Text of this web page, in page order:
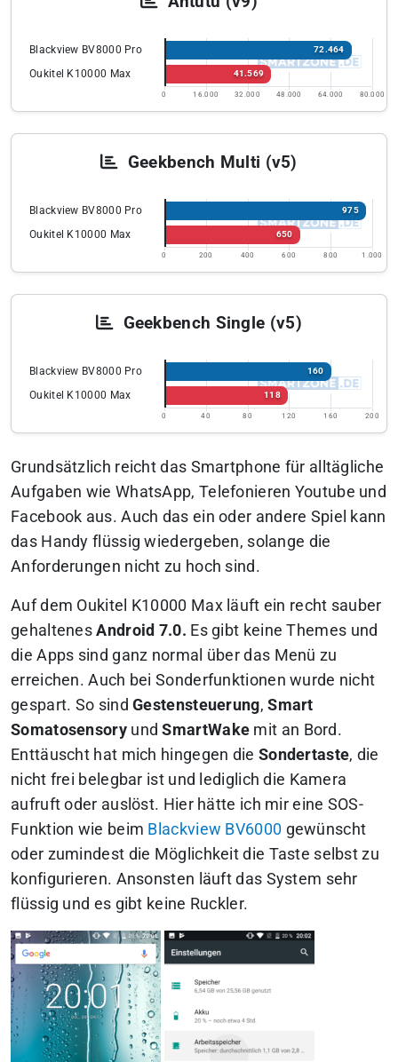
Blackview BV8000 Pro 72.464
Oukitel K10000 Max 41.569
0 16.000 32.000 48.000 64.000 80.000
Geekbench Multi (v5)
Blackview BV8000 Pro 975
Oukitel K10000 Max 650
0 200 400 600 800 1.000
Geekbench Single (v5)
Blackview BV8000 Pro 160
Oukitel K10000 Max 118
0 40 80 120 160 200
Grundsätzlich reicht das Smartphone für alltägliche
Aufgaben wie WhatsApp, Telefonieren Youtube und
Facebook aus. Auch das ein oder andere Spiel kann
das Handy flüssig wiedergeben, solange die
Anforderungen nicht zu hoch sind.
Auf dem Oukitel K10000 Max läuft ein recht sauber
gehaltenes Android 7.0. Es gibt keine Themes und
die Apps sind ganz normal über das Menü zu
erreichen. Auch bei Sonderfunktionen wurde nicht
gespart. So sindGestensteuerung,Smart
SomatosensoryundSmartWake mit an Bord.
Enttäuscht hat mich hingegen die Sondertaste, die
nicht frei belegbar ist und lediglich die Kamera
aufruft oder auslöst. Hier hätte ich mir eine SOS-
Funktion wie beim Blackview BV6000 gewünscht
oder zumindest die Möglichkeit die Taste selbst zu
konfigurieren. Ansonsten läuft das System sehr
flüssig und es gibt keine Ruckler.